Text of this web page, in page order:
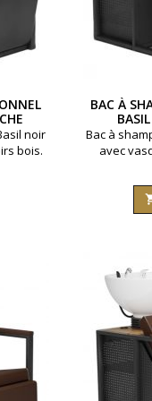
noir
bois.
en
BAC À
Bac à
avec
salon de
client tout
technique.
avec